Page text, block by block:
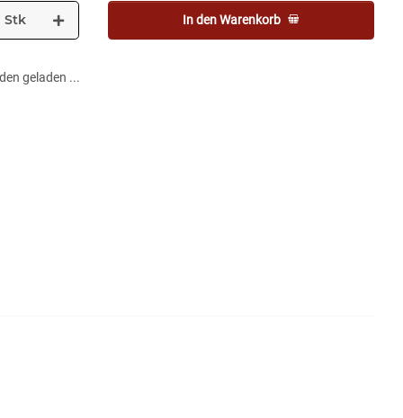
Stk In den Warenkorb
geladen ...